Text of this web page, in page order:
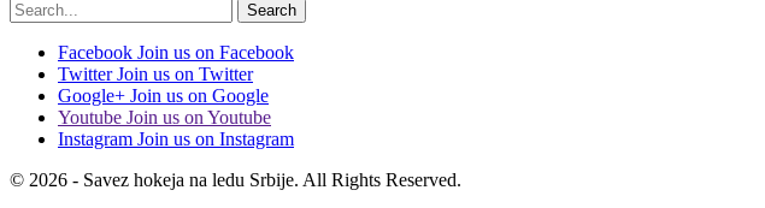
Facebook Join us on Facebook
Twitter Join us on Twitter
Google+ Join us on Google
Youtube Join us on Youtube
Instagram Join us on Instagram
© 2026 - Savez hokeja na ledu Srbije. All Rights Reserved.